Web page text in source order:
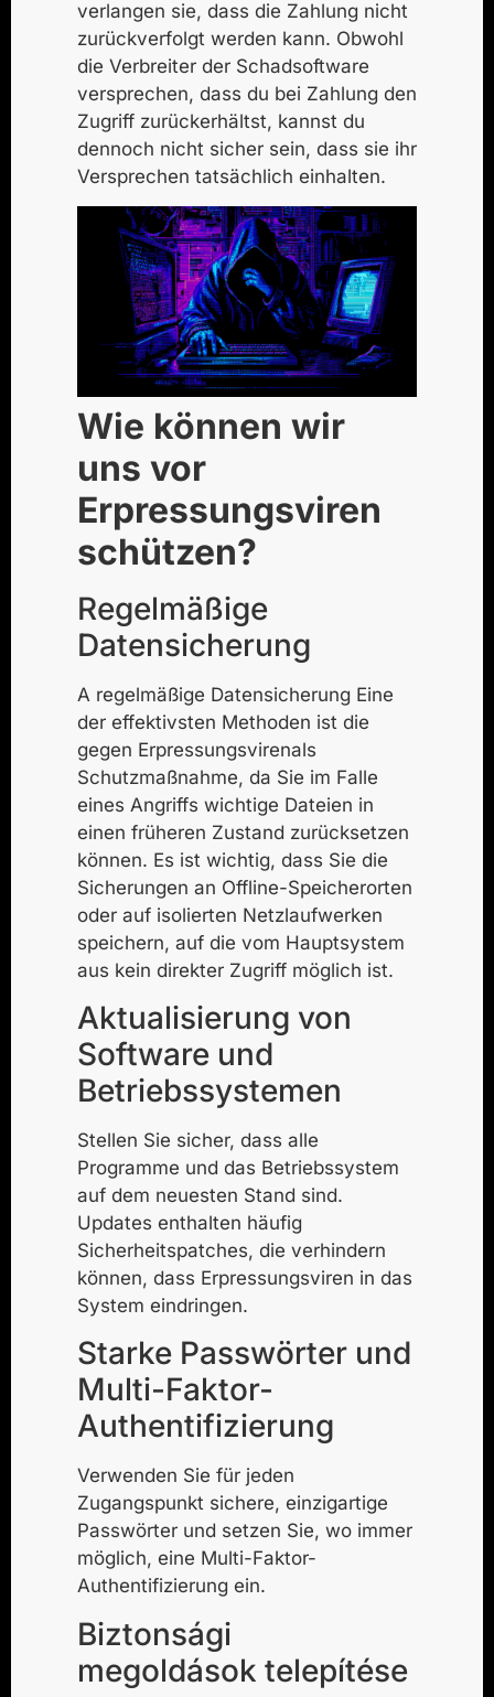
verlangen sie, dass die Zahlung nicht
zurückverfolgt werden kann. Obwohl
die Verbreiter der Schadsoftware
versprechen, dass du bei Zahlung den
Zugriff zurückerhältst, kannst du
dennoch nicht sicher sein, dass sie ihr
Versprechen tatsächlich einhalten.
Wie können wir
uns vor
Erpressungsviren
schützen?
Regelmäßige
Datensicherung
A regelmäßige Datensicherung Eine
der effektivsten Methoden ist die
gegen Erpressungsvirenals
Schutzmaßnahme, da Sie im Falle
eines Angriffs wichtige Dateien in
einen früheren Zustand zurücksetzen
können. Es ist wichtig, dass Sie die
Sicherungen an Offline-Speicherorten
oder auf isolierten Netzlaufwerken
speichern, auf die vom Hauptsystem
aus kein direkter Zugriff möglich ist.
Aktualisierung von
Software und
Betriebssystemen
Stellen Sie sicher, dass alle
Programme und das Betriebssystem
auf dem neuesten Stand sind.
Updates enthalten häufig
Sicherheitspatches, die verhindern
können, dass Erpressungsviren in das
System eindringen.
Starke Passwörter und
Multi-Faktor-
Authentifizierung
Verwenden Sie für jeden
Zugangspunkt sichere, einzigartige
Passwörter und setzen Sie, wo immer
möglich, eine Multi-Faktor-
Authentifizierung ein.
Biztonsági
megoldások telepítése